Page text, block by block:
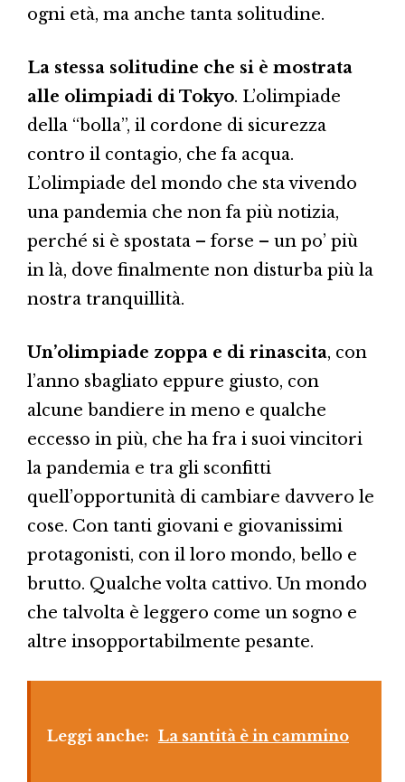
ogni età, ma anche tanta solitudine.
La stessa solitudine che si è mostrata
alle olimpiadi di Tokyo. L’olimpiade
della “bolla”, il cordone di sicurezza
contro il contagio, che fa acqua.
L’olimpiade del mondo che sta vivendo
una pandemia che non fa più notizia,
perché si è spostata – forse – un po’ più
in là, dove finalmente non disturba più la
nostra tranquillità.
Un’olimpiade zoppa e di rinascita, con
l’anno sbagliato eppure giusto, con
alcune bandiere in meno e qualche
eccesso in più, che ha fra i suoi vincitori
la pandemia e tra gli sconfitti
quell’opportunità di cambiare davvero le
cose. Con tanti giovani e giovanissimi
protagonisti, con il loro mondo, bello e
brutto. Qualche volta cattivo. Un mondo
che talvolta è leggero come un sogno e
altre insopportabilmente pesante.
Leggi anche: La santità è in cammino